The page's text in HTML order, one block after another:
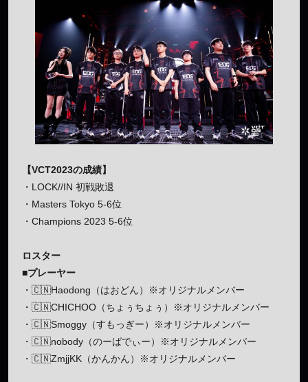
【VCT2023の成績】
・LOCK//IN 初戦敗退
・Masters Tokyo 5-6位
・Champions 2023 5-6位
ロスター
■プレーヤー
・🇨🇳Haodong（はおどん）※オリジナルメンバー
・🇨🇳CHICHOO（ちょぅちょぅ）※オリジナルメンバー
・🇨🇳Smoggy（すもっぎー）※オリジナルメンバー
・🇨🇳nobody（のーばでぃー）※オリジナルメンバー
・🇨🇳ZmjjKK（かんかん）※オリジナルメンバー